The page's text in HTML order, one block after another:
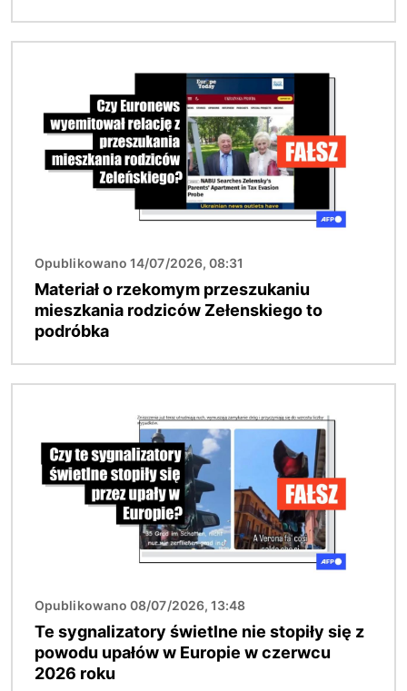
Opublikowano 14/07/2026, 08:31
Materiał o rzekomym przeszukaniu
mieszkania rodziców Zełenskiego to
podróbka
Opublikowano 08/07/2026, 13:48
Te sygnalizatory świetlne nie stopiły się z
powodu upałów w Europie w czerwcu
2026 roku